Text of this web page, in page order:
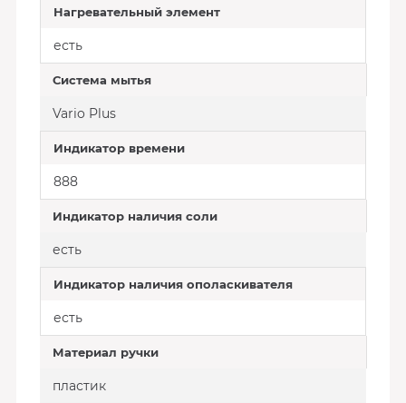
Нагревательный элемент
есть
Система мытья
Vario Plus
Индикатор времени
888
Индикатор наличия соли
есть
Индикатор наличия ополаскивателя
есть
Материал ручки
пластик